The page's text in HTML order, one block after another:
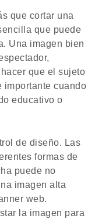
que cortar una
que puede
Una imagen bien
que el sujeto
importante cuando
educativo o
de diseño. Las
formas de
puede no
imagen alta
web.
la imagen para